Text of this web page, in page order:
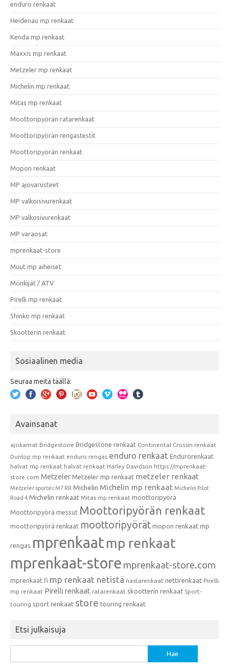
enduro renkaat
Heidenau mp renkaat
Kenda mp renkaat
Maxxis mp renkaat
Metzeler mp renkaat
Michelin mp renkaat
Mitas mp renkaat
Moottoripyörän ratarenkaat
Moottoripyörän rengastestit
Moottoripyörän renkaat
Mopon renkaat
MP ajovarusteet
MP valkoisivurenkaat
MP valkosivurenkaat
MP varaosat
mprenkaat-store
Muut mp aiheiset
Mönkijät / ATV
Pirelli mp renkaat
Shinko mp renkaat
Skootterin renkaat
Sosiaalinen media
Seuraa meitä täällä:
Avainsanat
ajokamat Bridgestone Bridgestone renkaat Continental Crossin renkaat
Dunlop mp renkaat enduro rengas enduro renkaat Endurorenkaat
halvat mp renkaat halvat renkaat Harley Davidson https://mprenkaat-
store.com Metzeler Metzeler mp renkaat metzeler renkaat
Metzeler sportec M7 RR Michelin Michelin mp renkaat Michelin Pilot
Road 4 Michelin renkaat Mitas mp renkaat moottoripyörä
Moottoripyörä messut Moottoripyörän renkaat
moottoripyörä renkaat moottoripyörät mopon renkaat mp
rengas mprenkaat mp renkaat
mprenkaat-store mprenkaat-store.com
mprenkaat.fi mp renkaat netistä nastarenkaat nettirenkaat Pirelli
mp renkaat Pirelli renkaat ratarenkaat skootterin renkaat Sport-
touring sport renkaat store touring renkaat
Etsi julkaisuja